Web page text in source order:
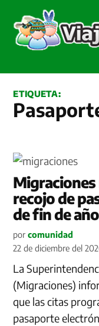
contenido
ETIQUETA:
recojo de
de fin de año
por comunidad
22 de diciembre del
La
(Migraciones)
que las citas
pasaporte